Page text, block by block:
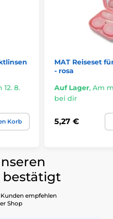
8.
Korb
MAT Reiseset
- rosa
Auf Lager, Am
bei dir
5,27 €
bestätigt
empfehlen
Shop